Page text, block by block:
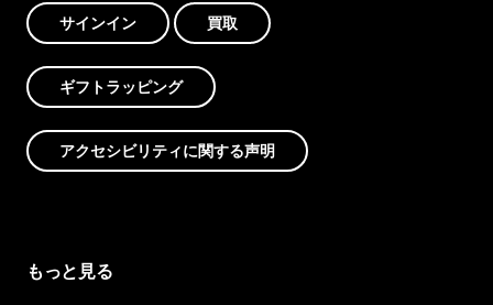
サインイン 買取
ギフトラッピング
アクセシビリティに関する声明
もっと見る